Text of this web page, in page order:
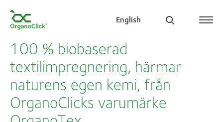
English
Search for:
100 % biobaserad
textilimpregnering, härmar
naturens egen kemi, från
OrganoClicks varumärke